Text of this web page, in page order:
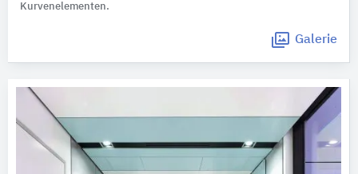
Kurvenelementen.
Galerie